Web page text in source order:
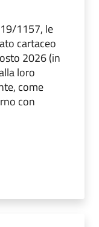
1157, le
cartaceo
2026 (in
loro
come
con